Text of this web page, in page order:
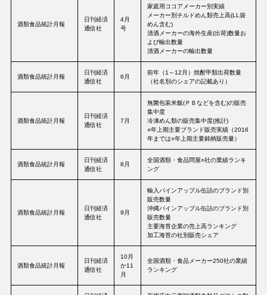
酒類食品統計月報
日刊経済
通信社
4月
号
家庭用ココアメーカー別実績
メーカー別チルドめん類売上高(LL袋
めん含む)
清酒メーカーの海外生産(出荷)数量お
よび輸出数量
清酒メーカーの輸出数量
酒類食品統計月報
日刊経済
通信社
6月
前年（1～12月）焼酎甲類出荷数量
（社名別のシェアの記載あり）
酒類食品統計月報
日刊経済
通信社
7月
無菌包装米飯(ＰＢなどを含む)の販売
集中度
冷凍めん類の販売集中度(推計)
○年上期主要ブランド販売実績（2016
年までは○年上期主要銘柄販売量）
酒類食品統計月報
日刊経済
通信社
8月
全国酒類・食品問屋○社の業績ランキ
ング
酒類食品統計月報
日刊経済
通信社
9月
輸入パインアップル缶詰のブランド別
販売数量
沖縄パインアップル缶詰のブランド別
販売数量
主要海苔企業の売上高ランキング
加工海苔の社別販売シェア
酒類食品統計月報
日刊経済
通信社
10月
か11
月
全国酒類・食品メーカー250社の業績
ランキング